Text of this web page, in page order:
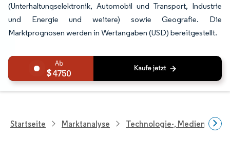
(Unterhaltungselektronik, Automobil und Transport, Industrie
und Energie und weitere) sowie Geografie. Die
Marktprognosen werden in Wertangaben (USD) bereitgestellt.
4750
Startseite Marktanalyse Technologie-, Medien- Und